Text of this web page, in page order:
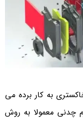
به کار برده می
معمولا به روش